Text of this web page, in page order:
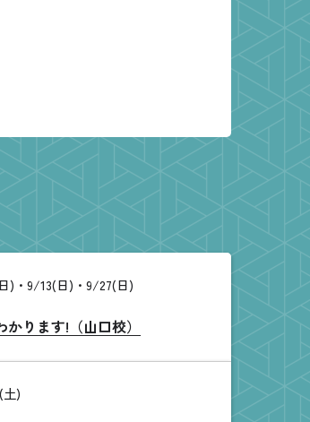
)・9/13(日)・9/27(日)
ります!（山口校）
)